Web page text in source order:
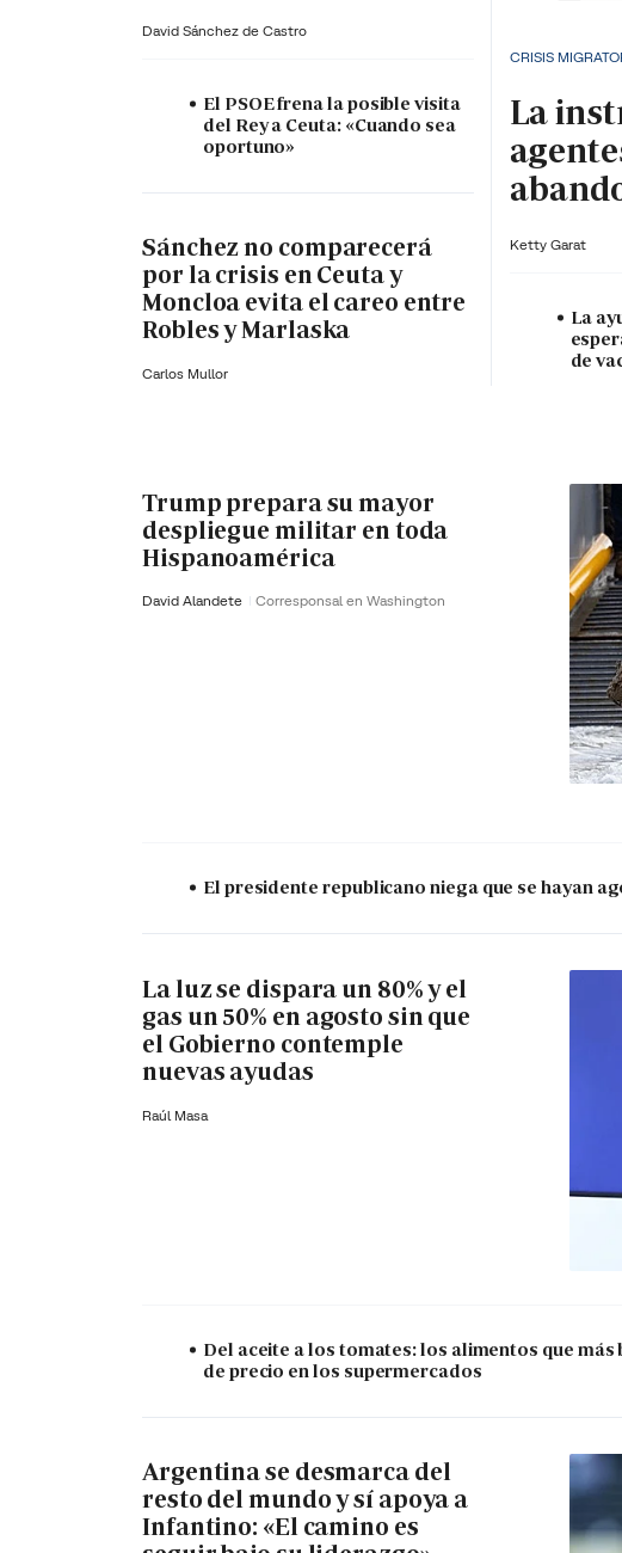
David Sánchez de Castro
El PSOE frena la posible visita
del Rey a Ceuta: «Cuando sea
oportuno»
Sánchez no comparecerá
por la crisis en Ceuta y
Moncloa evita el careo entre
Robles y Marlaska
Carlos Mullor
CRISIS
La
Ketty Garat
La
de
Trump prepara su mayor
despliegue militar en toda
Hispanoamérica
David Alandete Corresponsal en Washington
El presidente republicano niega que se hayan
La luz se dispara un 80% y el
gas un 50% en agosto sin que
el Gobierno contemple
nuevas ayudas
Raúl Masa
Del aceite a los tomates: los alimentos que más
de precio en los supermercados
Argentina se desmarca del
resto del mundo y sí apoya a
Infantino: «El camino es